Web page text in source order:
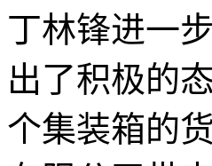
丁林锋进一
出了积极的
个集装箱的